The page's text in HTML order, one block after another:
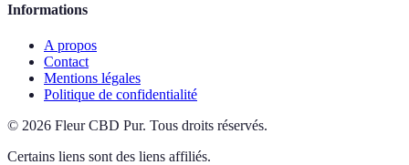
Informations
A propos
Contact
Mentions légales
Politique de confidentialité
© 2026 Fleur CBD Pur. Tous droits réservés.
Certains liens sont des liens affiliés.